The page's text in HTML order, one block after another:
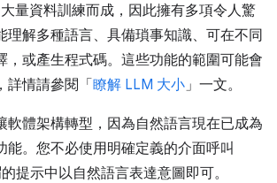
量資料訓練而成，因此擁有多項令人驚
理解多種語言、具備瑣事知識、可在不同
，或產生程式碼。這些功能的範圍可能會
詳情請參閱「瞭解 LLM 大小 」一文。
軟體架構轉型，因為自然語言現在已成為
能。您不必使用明確定義的介面呼叫
提示中以自然語言表達意圖即可。